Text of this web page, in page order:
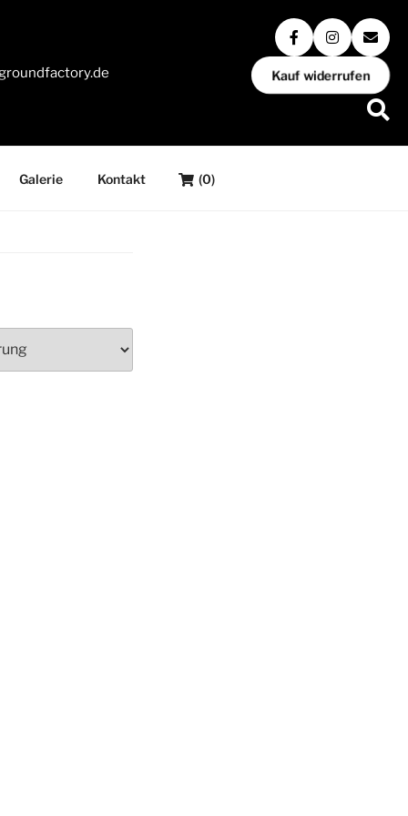
Kauf widerrufen
Galerie Kontakt (0)